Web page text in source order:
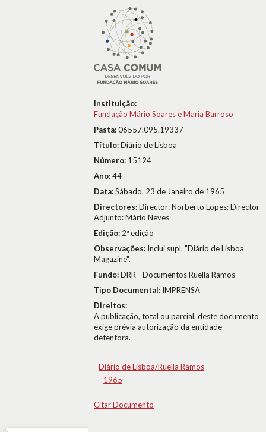
Instituição:
Fundação Mário Soares e Maria Barroso
Pasta:06557.095.19337
Título:Diário de Lisboa
Número: 15124
Ano:44
Data:Sábado, 23 de Janeiro de 1965
Directores:Director: Norberto Lopes; Director
Adjunto: Mário Neves
Edição: 2ª edição
Observações: Inclui supl. "Diário de Lisboa
Magazine".
Fundo:DRR - Documentos Ruella Ramos
Tipo Documental: IMPRENSA
Direitos:
A publicação, total ou parcial, deste documento
exige prévia autorização da entidade
detentora.
Diário de Lisboa/Ruella Ramos
1965
Citar Documento